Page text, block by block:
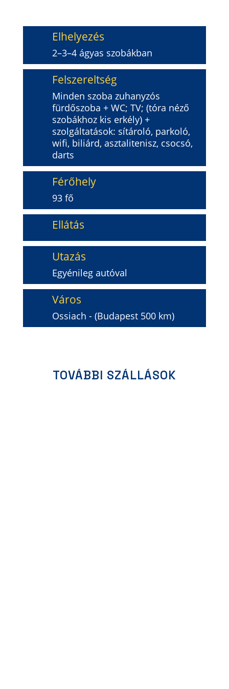
Elhelyezés
2–3–4 ágyas szobákban
Felszereltség
Minden szoba zuhanyzós
fürdőszoba + WC; TV; (tóra néző
szobákhoz kis erkély) +
szolgáltatások: sítároló, parkoló,
wifi, biliárd, asztalitenisz, csocsó,
darts
Férőhely
93 fő
Ellátás
Utazás
Egyénileg autóval
Város
Ossiach - (Budapest 500 km)
TOVÁBBI SZÁLLÁSOK